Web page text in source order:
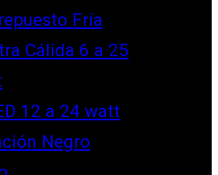
Fría
Cálida 6 a 25
12 a 24 watt
Negro